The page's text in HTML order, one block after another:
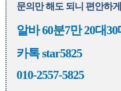
문의만 해도 되니 편안하
알바 60분7만 20대
카톡 star5825
010-2557-5825